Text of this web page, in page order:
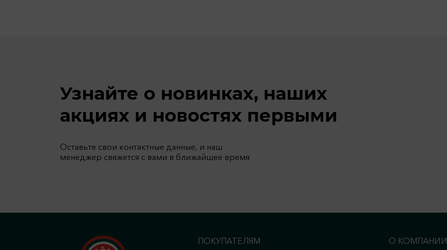
Узнайте о новинках, наших
акциях и новостях первыми
Оставьте свои контактные данные, и наш
менеджер свяжется с вами в ближайшее время
ПОКУПАТЕЛЯМ О КОМПАНИИ